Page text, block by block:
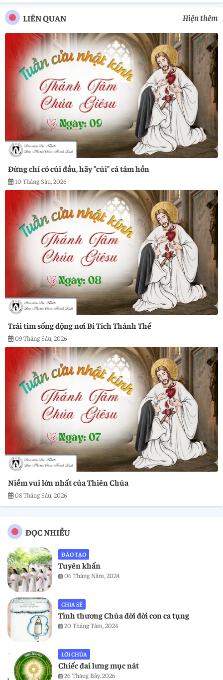
LIÊN QUAN Hiện thêm
Đừng chỉ có cúi đầu, hãy "cúi" cả tâm hồn
10 Tháng Sáu, 2026
Trái tim sống động nơi Bí Tích Thánh Thể
09 Tháng Sáu, 2026
Niềm vui lớn nhất của Thiên Chúa
08 Tháng Sáu, 2026
ĐỌC NHIỀU
ĐÀO TẠO
Tuyên khấn
06 Tháng Năm, 2024
CHIA SẺ
Tình thương Chúa đời đời con ca tụng
20 Tháng Tám, 2024
LỜI CHÚA
Chiếc đai lưng mục nát
26 Tháng Bảy, 2026